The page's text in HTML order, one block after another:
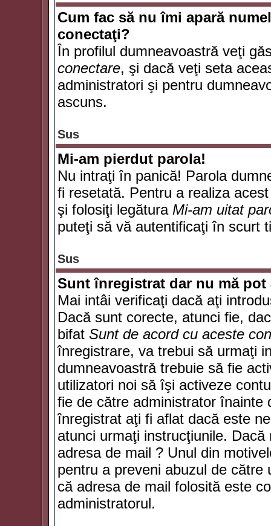
Cum fac să nu îmi apară
conectaţi?
În profilul dumneavoastră veţi
conectare, şi dacă veţi seta
administratori şi pentru
ascuns.
Sus
Mi-am pierdut parola!
Nu intraţi în panică! Parola
fi resetată. Pentru a realiza
şi folosiţi legătura Mi-am uitat
puteţi să vă autentificaţi în scurt
Sus
Sunt înregistrat dar nu mă
Mai intâi verificaţi dacă aţi
Dacă sunt corecte, atunci fie,
bifat Sunt de acord cu aceste
înregistrare, va trebui să urmaţi
dumneavoastră trebuie să fie
utilizatori noi să îşi activeze
fie de către administrator înainte
înregistrat aţi fi aflat dacă este
atunci urmaţi instrucţiunile.
adresa de mail ? Unul din
pentru a preveni abuzul de către
că adresa de mail folosită este
administratorul.